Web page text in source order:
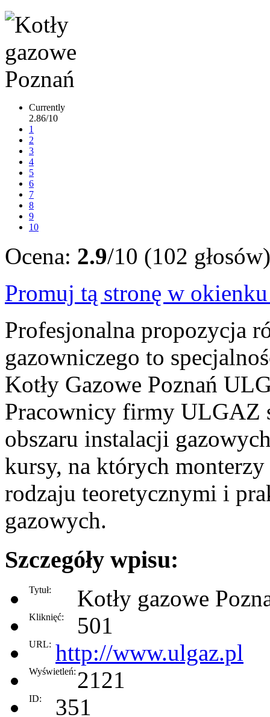
Currently
2.86/10
1
2
3
4
5
6
7
8
9
10
Ocena: 2.9/10 (102 głosów)
Promuj tą stronę w
Profesjonalna propozycja
gazowniczego to
Kotły Gazowe Poznań
Pracownicy firmy ULGAZ
obszaru instalacji
kursy, na których
rodzaju teoretycznymi i
gazowych.
Szczegóły wpisu:
Tytuł: Kotły gazowe
Kliknięć: 501
URL: http://www.ulgaz.pl
Wyświetleń: 2121
ID: 351